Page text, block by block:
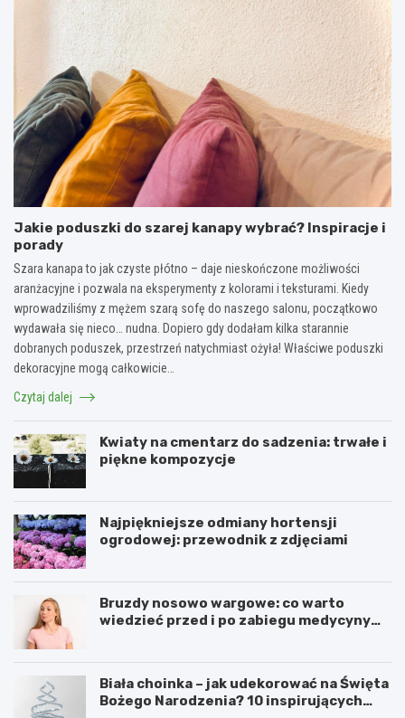
Jakie poduszki do szarej kanapy wybrać? Inspiracje i
porady
Szara kanapa to jak czyste płótno – daje nieskończone możliwości
aranżacyjne i pozwala na eksperymenty z kolorami i teksturami. Kiedy
wprowadziliśmy z mężem szarą sofę do naszego salonu, początkowo
wydawała się nieco… nudna. Dopiero gdy dodałam kilka starannie
dobranych poduszek, przestrzeń natychmiast ożyła! Właściwe poduszki
dekoracyjne mogą całkowicie…
Czytaj dalej
Kwiaty na cmentarz do sadzenia: trwałe i
piękne kompozycje
Najpiękniejsze odmiany hortensji
ogrodowej: przewodnik z zdjęciami
Bruzdy nosowo wargowe: co warto
wiedzieć przed i po zabiegu medycyny
Biała choinka – jak udekorować na Święta
Bożego Narodzenia? 10 inspirujących